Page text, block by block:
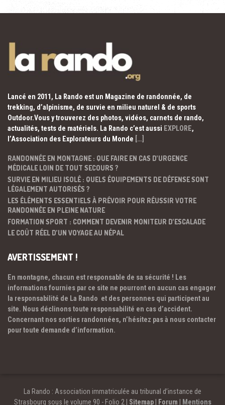
Lancé en 2011, La Rando est un Magazine de randonnée, de
trekking, d’alpinisme, de survie en milieu naturel & de sports
Outdoor.Vous y trouverez des photos, vidéos, carnets de rando,
actualités, tests de matériels. La Rando c’est aussi EXPLORE,
l’Association des Explorateurs du Monde […]
RANDONNÉE EN MONTAGNE : QUE FAIRE EN CAS D’URGENCE
MÉDICALE LOIN DE TOUT SECOURS ?
SURVIE EN MILIEU ISOLÉ : QUELS ÉQUIPEMENTS DE DÉFENSE SONT
LÉGALEMENT AUTORISÉS ?
LES ÉLÉMENTS ESSENTIELS À PRÉVOIR POUR RÉUSSIR VOTRE
RANDONNÉE EN PLEINE NATURE
FORMATION SPORT : COMMENT DEVENIR MONITEUR D’ESCALADE
LE COÛT RÉEL D’UN VOYAGE AU NÉPAL
AVERTISSEMENT !
En montagne, chacun est responsable de sa sécurité ! Les
informations fournies par ce site ne pourront en aucun cas engager
la responsabilité de La Rando et des personnes qui participent au
site. Nous déclinons toute responsabilité en cas d’accident.
Concernant nos sorties randonnées, n’hésitez pas à nous contacter
pour toute demande d’information.
La Rando : Association immatriculée au tribunal d’instance de
Strasbourg sous le volume 90 - Folio 2 | Sitemap| Forum Mentions